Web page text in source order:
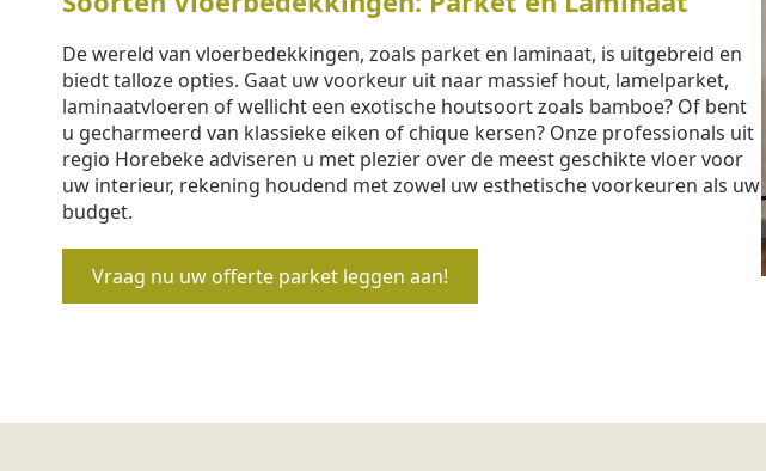
De wereld van vloerbedekkingen, zoals parket en laminaat, is uitgebreid en
biedt talloze opties. Gaat uw voorkeur uit naar massief hout, lamelparket,
laminaatvloeren of wellicht een exotische houtsoort zoals bamboe? Of bent
u gecharmeerd van klassieke eiken of chique kersen? Onze professionals uit
regio Horebeke adviseren u met plezier over de meest geschikte vloer voor
uw interieur, rekening houdend met zowel uw esthetische voorkeuren als uw
budget.
Vraag nu uw offerte parket leggen aan!